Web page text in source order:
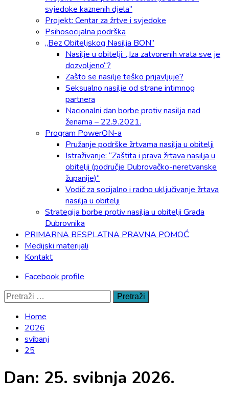
svjedoke kaznenih djela”
Projekt: Centar za žrtve i svjedoke
Psihosocijalna podrška
„Bez Obiteljskog Nasilja BON”
Nasilje u obitelji: „Iza zatvorenih vrata sve je
dozvoljeno“?
Zašto se nasilje teško prijavljuje?
Seksualno nasilje od strane intimnog
partnera
Nacionalni dan borbe protiv nasilja nad
ženama – 22.9.2021.
Program PowerON-a
Pružanje podrške žrtvama nasilja u obitelji
Istraživanje: “Zaštita i prava žrtava nasilja u
obitelji (područje Dubrovačko-neretvanske
županije)“
Vodič za socijalno i radno uključivanje žrtava
nasilja u obitelji
Strategija borbe protiv nasilja u obitelji Grada
Dubrovnika
PRIMARNA BESPLATNA PRAVNA POMOĆ
Medijski materijali
Kontakt
Facebook profile
Pretraži:
Home
2026
svibanj
25
Dan: 25. svibnja 2026.